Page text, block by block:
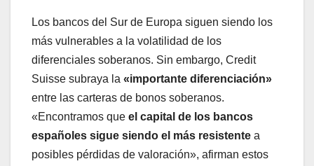
Los bancos del Sur de Europa siguen siendo los
más vulnerables a la volatilidad de los
diferenciales soberanos. Sin embargo, Credit
Suisse subraya la «importante diferenciación»
entre las carteras de bonos soberanos.
«Encontramos que el capital de los bancos
españoles sigue siendo el más resistente a
posibles pérdidas de valoración», afirman estos